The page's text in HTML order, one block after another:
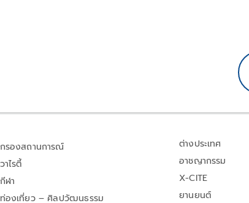
กรองสถานการณ์
วาไรตี้
กีฬา
ท่องเที่ยว – ศิลปวัฒนธรรม
ต่างประเทศ
อาชญากรรม
X-CITE
ยานยนต์